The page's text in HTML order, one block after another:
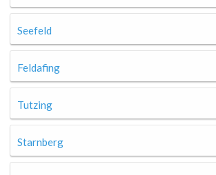
Seefeld
Feldafing
Tutzing
Starnberg